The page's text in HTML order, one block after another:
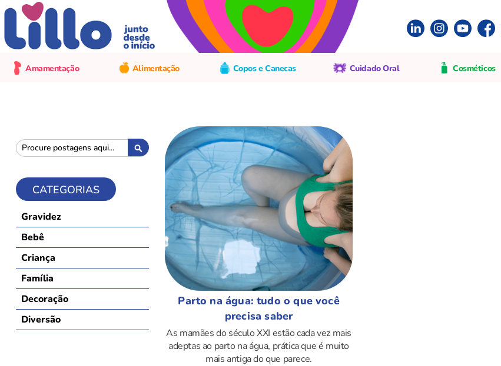
Amamentação Alimentação Copos e Canecas Cuidado Oral Cosméticos
Parto na água: tudo o que você
precisa saber
As mamães do século XXI estão cada vez mais
adeptas ao parto na água, prática que é muito
mais antiga do que parece.
Pesquisa
Pesquisa
CATEGORIAS
Gravidez
Bebê
Criança
Família
Decoração
Diversão